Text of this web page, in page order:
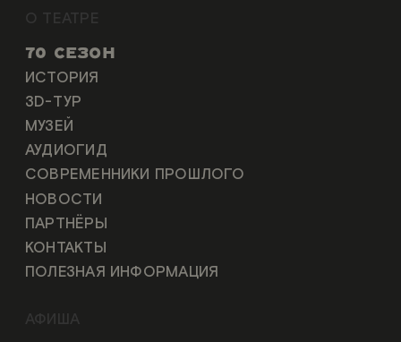
О ТЕАТРЕ
70 СЕЗОН
ИСТОРИЯ
3D-ТУР
МУЗЕЙ
АУДИОГИД
СОВРЕМЕННИКИ ПРОШЛОГО
НОВОСТИ
ПАРТНЁРЫ
КОНТАКТЫ
ПОЛЕЗНАЯ ИНФОРМАЦИЯ
АФИША